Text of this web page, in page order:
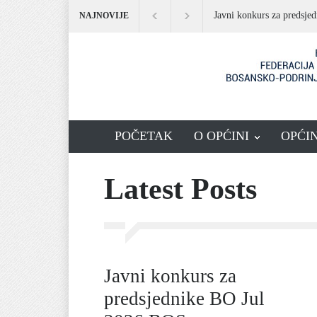
NAJNOVIJE Javni konkurs za
POČETAK O OPĆINI
Latest Posts
Javni konkurs za
predsjednike BO Jul